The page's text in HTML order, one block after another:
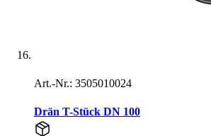
Art.-Nr.: 3505010024
Drän T-Stück DN 100